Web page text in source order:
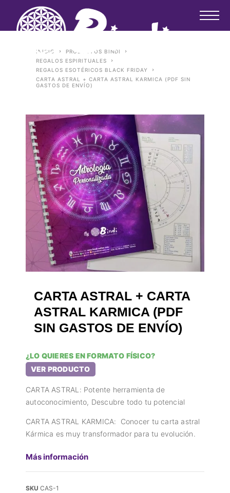
INICIO
PRODUCTOS BINDI
REGALOS ESPIRITUALES
REGALOS ESOTÉRICOS BLACK FRIDAY
CARTA ASTRAL + CARTA ASTRAL KARMICA (PDF SIN
GASTOS DE ENVÍO)
CARTA ASTRAL + CARTA
ASTRAL KARMICA (PDF
SIN GASTOS DE ENVÍO)
¿LO QUIERES EN FORMATO FÍSICO?
VER PRODUCTO
CARTA ASTRAL: Potente herramienta de
autoconocimiento, Descubre todo tu potencial
CARTA ASTRAL KARMICA: Conocer tu carta astral
Kármica es muy transformador para tu evolución.
Más información
SKU CAS-1